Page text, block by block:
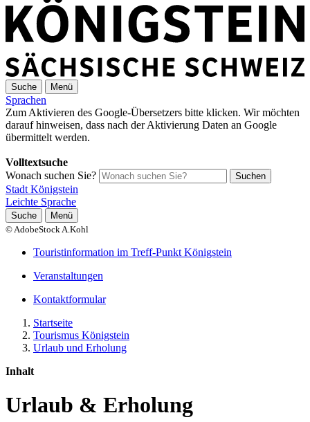
Suche Menü
Sprachen
Zum Aktivieren des Google-Übersetzers bitte klicken. Wir möchten
darauf hinweisen, dass nach der Aktivierung Daten an Google
übermittelt werden.
Volltextsuche
Wonach suchen Sie?
Suchen
Stadt Königstein
Leichte Sprache
Suche
Menü
© AdobeStock A.Kohl
Touristinformation im Treff-Punkt Königstein
Veranstaltungen
Kontaktformular
Startseite
Tourismus Königstein
Urlaub und Erholung
Inhalt
Urlaub & Erholung